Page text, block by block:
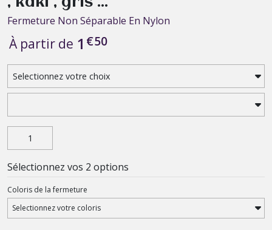
Fermeture Non Séparable En Nylon
À partir de 1 €50
Sélectionnez vos 2 options
Coloris de la fermeture